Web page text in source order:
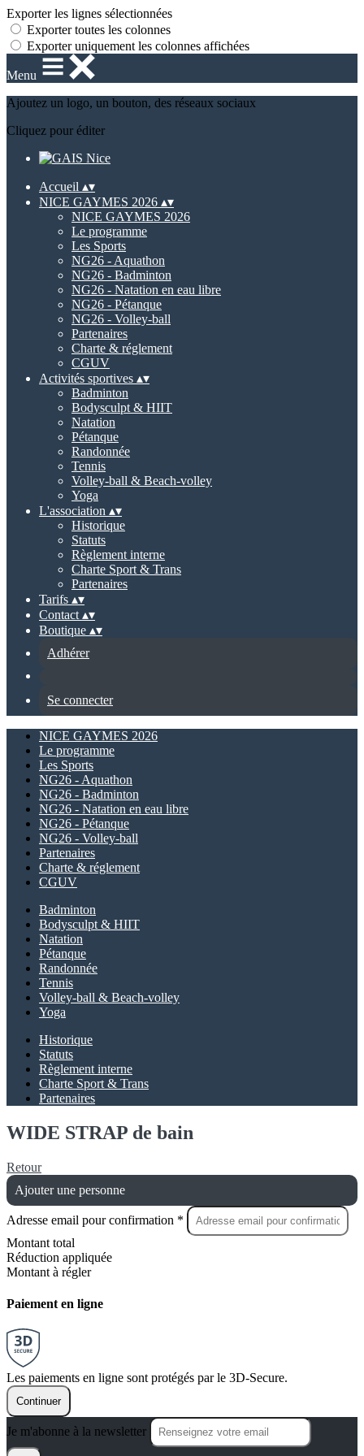
Exporter les lignes sélectionnées
Exporter toutes les colonnes
Exporter uniquement les colonnes affichées
Menu
Ajoutez un logo, un bouton, des réseaux sociaux
Cliquez pour éditer
Accueil ▴▾
NICE GAYMES 2026 ▴▾
NICE GAYMES 2026
Le programme
Les Sports
NG26 - Aquathon
NG26 - Badminton
NG26 - Natation en eau libre
NG26 - Pétanque
NG26 - Volley-ball
Partenaires
Charte & réglement
CGUV
Activités sportives ▴▾
Badminton
Bodysculpt & HIIT
Natation
Pétanque
Randonnée
Tennis
Volley-ball & Beach-volley
Yoga
L'association ▴▾
Historique
Statuts
Règlement interne
Charte Sport & Trans
Partenaires
Tarifs ▴▾
Contact ▴▾
Boutique ▴▾
Adhérer
Se connecter
NICE GAYMES 2026
Le programme
Les Sports
NG26 - Aquathon
NG26 - Badminton
NG26 - Natation en eau libre
NG26 - Pétanque
NG26 - Volley-ball
Partenaires
Charte & réglement
CGUV
Badminton
Bodysculpt & HIIT
Natation
Pétanque
Randonnée
Tennis
Volley-ball & Beach-volley
Yoga
Historique
Statuts
Règlement interne
Charte Sport & Trans
Partenaires
WIDE STRAP de bain
Retour
Ajouter une personne
Adresse email pour confirmation *
Montant total
Réduction appliquée
Montant à régler
Paiement en ligne
Les paiements en ligne sont protégés par le 3D-Secure.
Continuer
Je m'abonne à la newsletter